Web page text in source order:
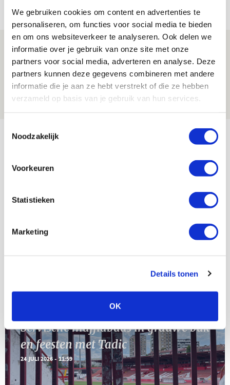
We gebruiken cookies om content en advertenties te
personaliseren, om functies voor social media te bieden
en om ons websiteverkeer te analyseren. Ook delen we
informatie over je gebruik van onze site met onze
partners voor social media, adverteren en analyse. Deze
partners kunnen deze gegevens combineren met andere
informatie die je aan ze hebt verstrekt of die ze hebben
verzameld op basis van je gebruik van hun services.
Noodzakelijk
Voorkeuren
Statistieken
Marketing
Details tonen
OK
NIEUWS
Míchels elf: zie jij al rol voor
aanwinsten in thuisduel met
Shelbourne?
05 AUGUSTUS 2026 - 15:35
AUG
SEP
Servische maffiabaas in grauwe bak
en feesten met Tadic
24 JULI 2026 - 11:59